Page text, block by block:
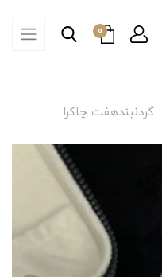
0
گردنبند‌هفت چاکرا